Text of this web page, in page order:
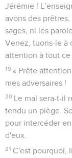
Jérémie !
avons des
sages, ni les
Venez, tuons-le à
attention à tout ce
19 « Prête
mes adversaires !
20 Le mal sera-t-il
tendu un piège.
pour intercéder
d'eux.
21 C'est pourquoi,